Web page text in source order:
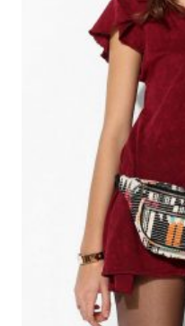
nella
pagina
del
prodotto